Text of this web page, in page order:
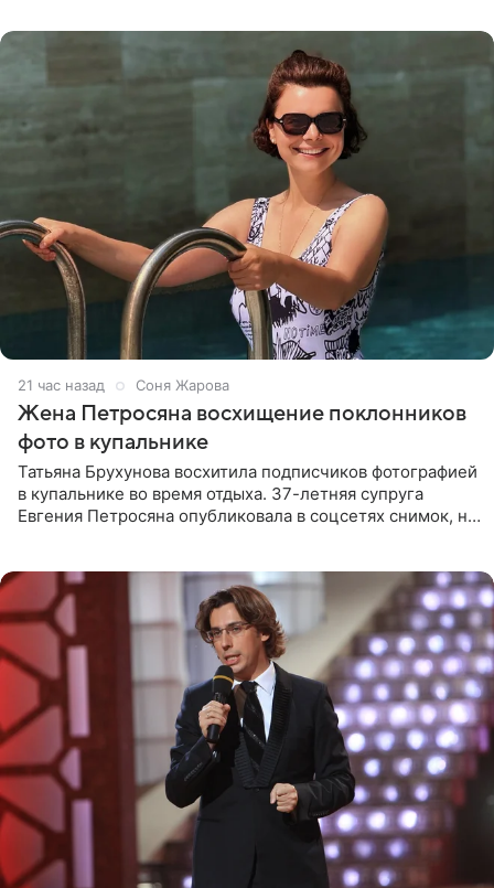
21 час назад Соня Жарова
Жена Петросяна восхищение поклонников
фото в купальнике
Татьяна Брухунова восхитила подписчиков фотографией
в купальнике во время отдыха. 37-летняя супруга
Евгения Петросяна опубликовала в соцсетях снимок, на